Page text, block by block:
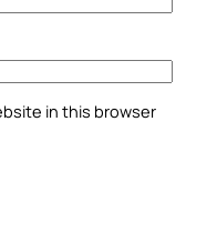
in this browser